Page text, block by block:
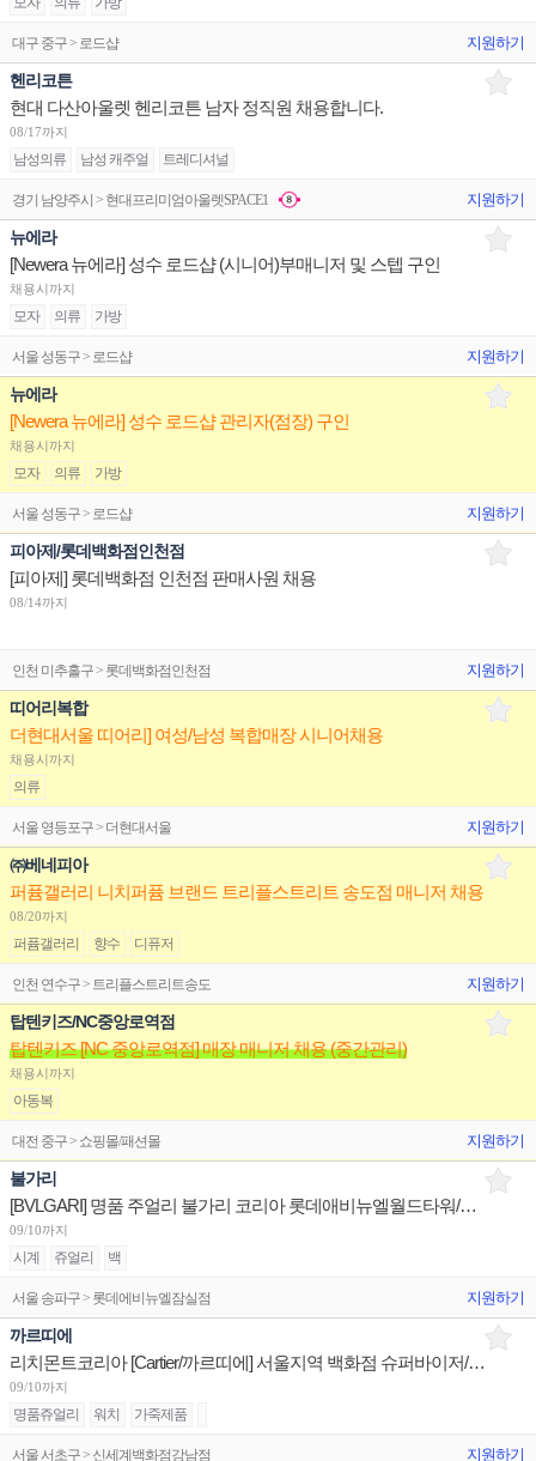
대구 중구 > 로드샵 지원하기
헨리코튼
현대 다산아울렛 헨리코튼 남자 정직원 채용합니다.
08/17까지
남성의류 남성 캐주얼 트레디셔널
경기 남양주시 > 현대프리미엄아울렛SPACE1 지원하기
뉴에라
[Newera 뉴에라] 성수 로드샵 (시니어)부매니저 및 스텝 구인
채용시까지
모자 의류 가방
서울 성동구 > 로드샵 지원하기
뉴에라
[Newera 뉴에라] 성수 로드샵 관리자(점장) 구인
채용시까지
모자 의류 가방
서울 성동구 > 로드샵 지원하기
피아제/롯데백화점인천점
[피아제] 롯데백화점 인천점 판매사원 채용
08/14까지
인천 미추홀구 > 롯데백화점인천점 지원하기
띠어리복합
더현대서울 띠어리] 여성/남성 복합매장 시니어채용
채용시까지
의류
서울 영등포구 > 더현대서울 지원하기
㈜베네피아
퍼퓸갤러리 니치퍼퓸 브랜드 트리플스트리트 송도점 매니저 채용
08/20까지
퍼퓸갤러리 향수 디퓨저
인천 연수구 > 트리플스트리트송도 지원하기
탑텐키즈/NC중앙로역점
탑텐키즈 [NC 중앙로역점] 매장 매니저 채용 (중간관리)
채용시까지
아동복
대전 중구 > 쇼핑몰/패션몰 지원하기
불가리
[BVLGARI] 명품 주얼리 불가리 코리아 롯데애비뉴엘월드타워/현대판교/신세계센텀 부점장 채용
09/10까지
시계 쥬얼리 백
서울 송파구 > 롯데에비뉴엘잠실점 지원하기
까르띠에
리치몬트코리아 [Cartier/까르띠에] 서울지역 백화점 슈퍼바이저/판매사원/어드민 채용
09/10까지
명품쥬얼리 워치 가죽제품
서울 서초구 > 신세계백화점강남점 지원하기